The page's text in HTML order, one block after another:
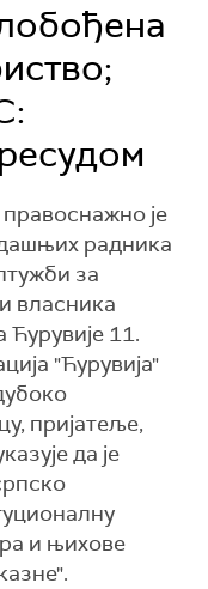
је
радника
за
власника
11.
"Ћурувија"
пријатеље,
да је
и њихове